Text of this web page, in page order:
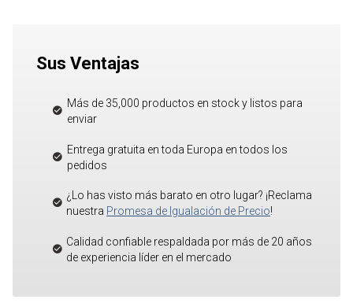
Sus Ventajas
Más de 35,000 productos en stock y listos para
enviar
Entrega gratuita en toda Europa en todos los
pedidos
¿Lo has visto más barato en otro lugar? ¡Reclama
nuestra Promesa de Igualación de Precio!
Calidad confiable respaldada por más de 20 años
de experiencia líder en el mercado